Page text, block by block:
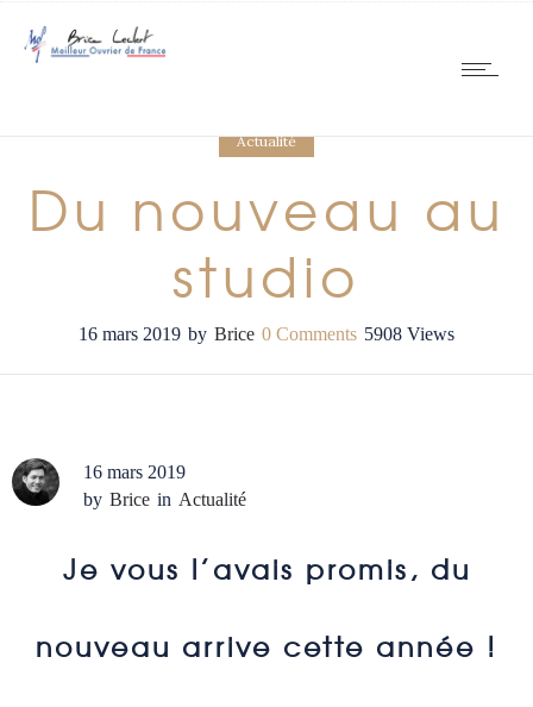
Actualité
Du nouveau au
studio
16 mars 2019 by Brice 0 Comments 5908 Views
16 mars 2019
by Brice in Actualité
Je vous l’avais promis, du
nouveau arrive cette année !